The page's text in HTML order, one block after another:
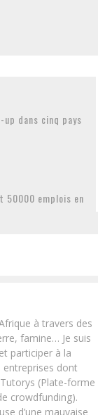
dans cinq pays
50000 emplois en
à travers des
famine… Je suis
participer à la
entreprises dont
(Plate-forme
crowdfunding).
d’une mauvaise